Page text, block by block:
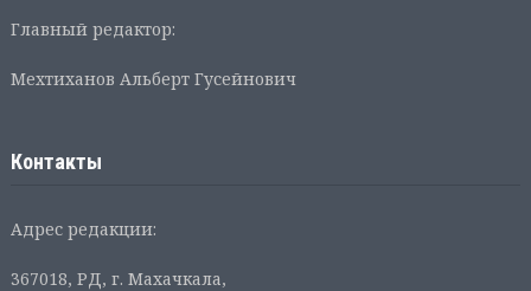
Главный редактор:
Мехтиханов Альберт Гусейнович
Контакты
Адрес редакции:
367018, РД, г. Махачкала,